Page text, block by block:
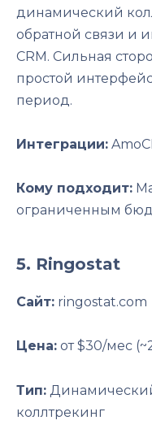
динамический
обратной связи и
CRM. Сильная
простой
период.
Интеграции:
Кому подходит:
ограниченным
5. Ringostat
Сайт: ringostat.com
Цена: от $30/мес
Тип:
коллтрекинг